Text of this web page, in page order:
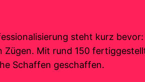
steht kurz bevor:
Mit rund 150
Schaffen geschaffen.